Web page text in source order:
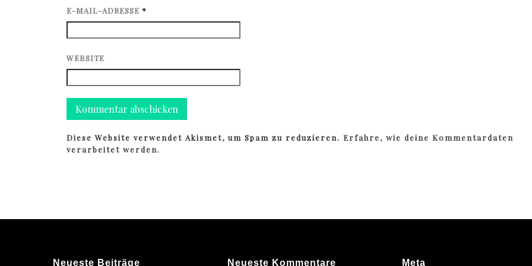
E-MAIL-ADRESSE *
WEBSITE
Diese Website verwendet Akismet, um Spam zu reduzieren.Erfahre, wie deine Kommentardaten
verarbeitet werden.
Neueste Beiträge Neueste Kommentare Meta